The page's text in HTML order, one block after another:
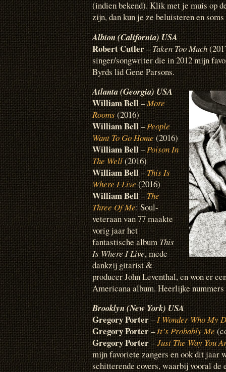
(indien bekend). Klik met je muis op
zijn, dan kun je ze beluisteren en
Albion (California) USA
Robert Cutler–Taken Too Much
singer/songwriter die in 2012 mijn
Byrds lid Gene Parsons.
Atlanta (Georgia) USA
William Bell–More
Rooms(2016)
William Bell–People
Want To Go Home(2016)
William Bell–Poison In
The Well(2016)
William Bell–This Is
Where I Live(2016)
William Bell–The
Three Of Me: Soul-
veteraan van 77 maakte
vorig jaar het
fantastische albumThis
Is Where I Live, mede
dankzij gitarist &
producer John Leventhal, en won er
Americana album. Heerlijke nummers
Brooklyn (New York) USA
Gregory Porter–I Wonder Who My
Gregory Porter–It’s Probably Me
Gregory Porter–Just The Way You
mijn favoriete zangers en ook dit jaar
schitterende covers, waarbij vooral de